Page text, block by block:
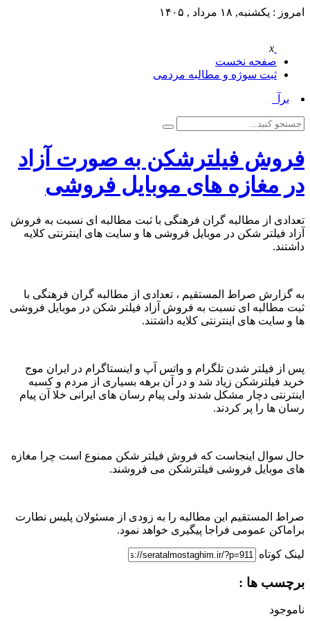
امروز : یکشنبه, ۱۸ مرداد , ۱۴۰۵
x
صفحه نخست
ثبت سوژه و مطالبه مردمی
برآور_
فروش فیلترشکن به صورت آزاد
در مغازه های موبایل فروشی
تعدادی از مطالبه گران فرهنگی با ثبت مطالبه ای نسبت به فروش
آزاد فیلتر شکن در موبایل فروشی ها و سایت های اینترنتی کلایه
داشتند.
به گزارش صراط المستقیم ، تعدادی از مطالبه گران فرهنگی با
ثبت مطالبه ای نسبت به فروش آزاد فیلتر شکن در موبایل فروشی
ها و سایت های اینترنتی کلایه داشتند.
پس از فیلتر شدن تلگرام و واتس آپ و اینستاگرام در ایران موج
خرید فیلترشکن زیاد شد و در آن برهه بسیاری از مردم و کسبه
اینترنتی دچار مشکل شدند ولی پیام رسان های ایرانی خلا آن پیام
رسان ها را پر کردند.
حال سوال اینجاست که فروش فیلتر شکن ممنوع است چرا مغازه
های موبایل فروشی فیلترشکن می فروشند.
صراط المستقیم این مطالبه را به زودی از مسئولان پلیس نطارت
براماکن عمومی فراجا پیگیری خواهد نمود.
لینک کوتاه
برچسب ها :
ناموجود